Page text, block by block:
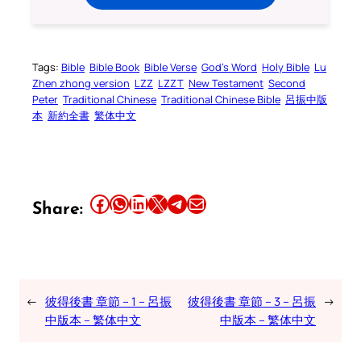
Tags: Bible Bible Book Bible Verse God’s Word Holy Bible Lu
Zhen zhong version LZZ LZZT New Testament Second
Peter Traditional Chinese Traditional Chinese Bible 呂振中版
本 新約全書 繁体中文
Share: Share this article on Facebook Share this article on WhatsApp Share this article on LinkedIn Share this article on X Share this article on TelegramEmail this Article
← 彼得後書 章節 – 1 – 呂振
中版本 – 繁体中文
彼得後書 章節 – 3 – 呂振
中版本 – 繁体中文
→